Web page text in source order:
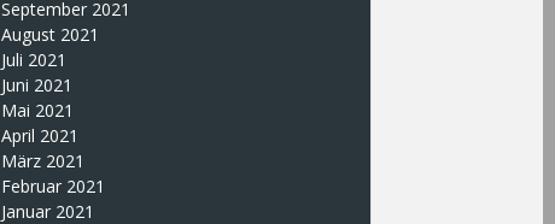
September 2021
August 2021
Juli 2021
Juni 2021
Mai 2021
April 2021
März 2021
Februar 2021
Januar 2021